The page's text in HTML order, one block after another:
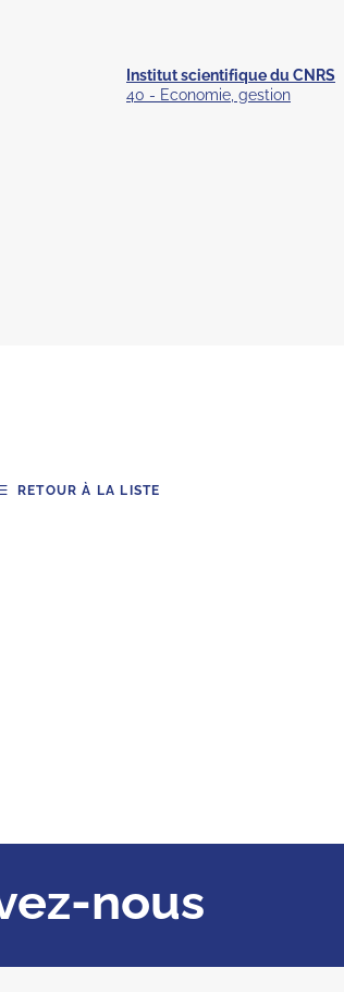
Institut scientifique du CNRS
40 - Economie, gestion
RETOUR À LA LISTE
nous